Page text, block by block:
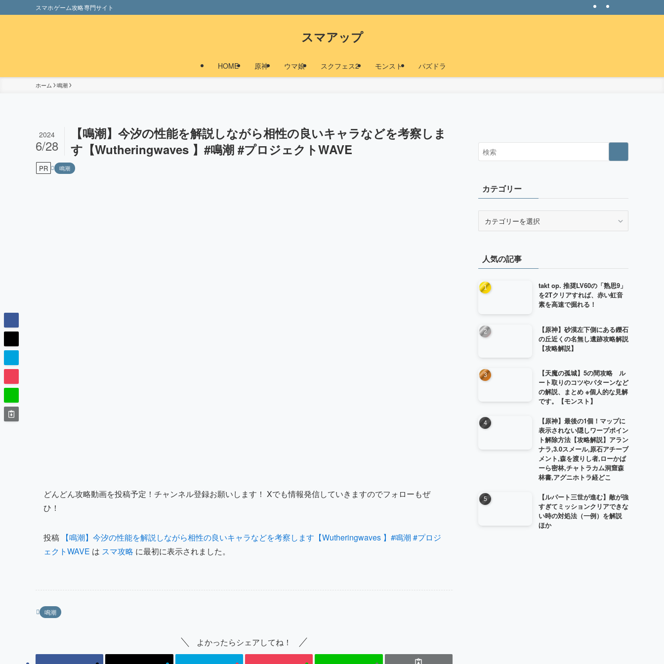
スマホゲーム攻略専門サイト
スマアップ
HOME 原神 ウマ娘 スクフェス2 モンスト パズドラ
ホーム 鳴潮
【鳴潮】今汐の性能を解説しながら相性の良いキャラなどを考察しま
す【Wutheringwaves 】#鳴潮 #プロジェクトWAVE
2024
6/28
PR 鳴潮
どんどん攻略動画を投稿予定！チャンネル登録お願いします！ Xでも情報発信していきますのでフォローもぜ
ひ！
投稿
【鳴潮】今汐の性能を解説しながら相性の良いキャラなどを考察します【Wutheringwaves 】#鳴潮 #プロジ
ェクトWAVE は スマ攻略 に最初に表示されました。
鳴潮
よかったらシェアしてね！
カテゴリー
ー人気の記事
takt op. 推奨LV60の「熟思9」
を2Tクリアすれば、赤い虹音
素を高速で掘れる！
【原神】砂漠左下側にある鑠石
の丘近くの名無し遺跡攻略解説
【攻略解説】
【天魔の孤城】5の間攻略 ル
ート取りのコツやパターンなど
の解説、まとめ ※個人的な見解
です。【モンスト】
【原神】最後の1個！マップに
表示されない隠しワープポイン
ト解除方法【攻略解説】アラン
ナラ,3.0スメール,原石アチーブ
メント,森を渡りし者,ローかぱ
ーら密林,チャトラカム洞窟森
林書,アグニホトラ経どこ
【ルパート三世が進む】敵が強
すぎてミッションクリアできな
い時の対処法（一例）を解説
ほか